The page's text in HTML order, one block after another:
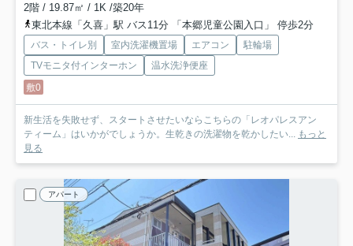
2階 / 19.87㎡ / 1K /築20年
東北本線「久喜」駅 バス11分 「本郷児童公園入口」 停歩2分
バス・トイレ別 室内洗濯機置場 エアコン
駐輪場
TVモニタ付インターホン
温水洗浄便座
敷0
新生活を失敗せず、スタートさせたいならこちらの「レオパレスアン
ティーム」はいかがでしょうか。生乾きの洗濯物を乾かしたい...
もっと
見る
アパート